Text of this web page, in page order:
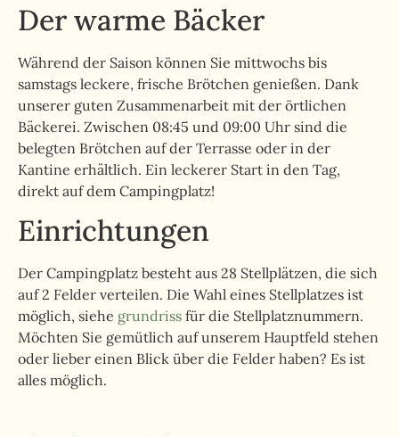
Der warme Bäcker
Während der Saison können Sie mittwochs bis
samstags leckere, frische Brötchen genießen. Dank
unserer guten Zusammenarbeit mit der örtlichen
Bäckerei. Zwischen 08:45 und 09:00 Uhr sind die
belegten Brötchen auf der Terrasse oder in der
Kantine erhältlich. Ein leckerer Start in den Tag,
direkt auf dem Campingplatz!
Einrichtungen
Der Campingplatz besteht aus 28 Stellplätzen, die sich
auf 2 Felder verteilen. Die Wahl eines Stellplatzes ist
möglich, siehe grundriss für die Stellplatznummern.
Möchten Sie gemütlich auf unserem Hauptfeld stehen
oder lieber einen Blick über die Felder haben? Es ist
alles möglich.